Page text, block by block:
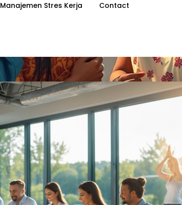
Manajemen Stres Kerja Contact